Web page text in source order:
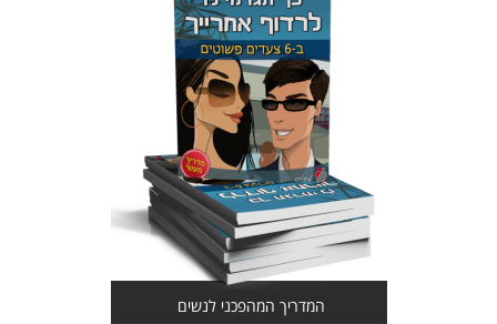
המדריך המהפכני לנשים